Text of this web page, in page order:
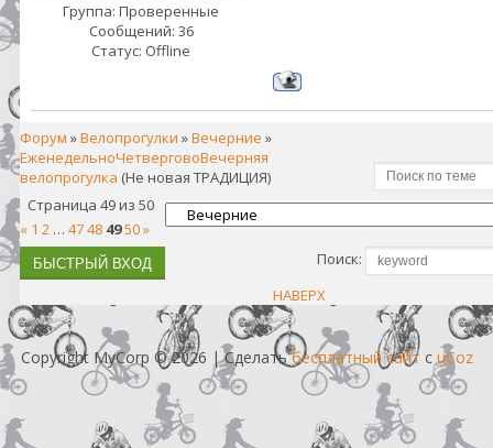
Группа: Проверенные
Сообщений: 36
Статус: Offline
Форум »Велопрогулки »Вечерние »
ЕженедельноЧетверговоВечерняя
велопрогулка (Не новая ТРАДИЦИЯ)
Страница 49из 50
« 1 2 … 4748 4950»
Поиск:
НАВЕРХ
Copyright MyCorp © 2026 |Сделатьбесплатный сайт сuCoz